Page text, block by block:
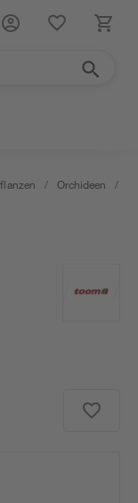
/ Orchideen /